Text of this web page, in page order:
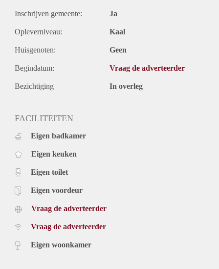
Inschrijven gemeente: Ja
Opleverniveau: Kaal
Huisgenoten: Geen
Begindatum: Vraag de adverteerder
Bezichtiging In overleg
FACILITEITEN
Eigen badkamer
Eigen keuken
Eigen toilet
Eigen voordeur
Vraag de adverteerder
Vraag de adverteerder
Eigen woonkamer